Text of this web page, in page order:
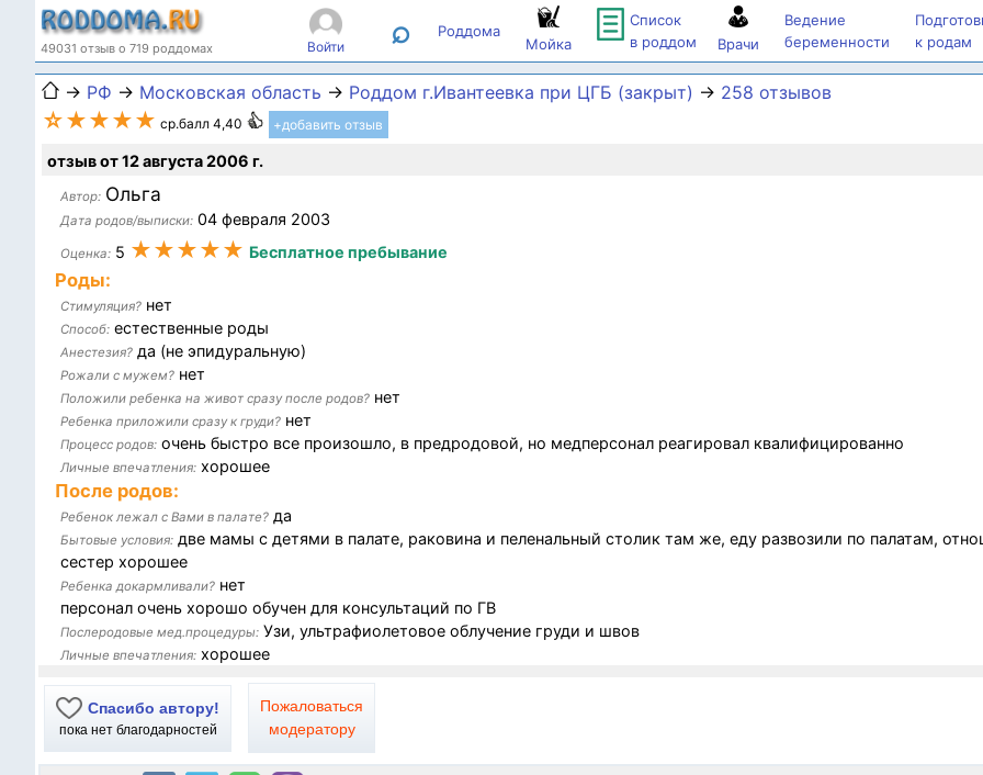
49031 отзыв о 719 роддомах Войти ⌕ Роддома
Мойка
Список
в роддом
Врачи
Ведение
беременности
к родам
→ РФ → Московская область → Роддом г.Ивантеевка при ЦГБ (закрыт) → 258 отзывов
☆★★★★ ср.балл 4,40 +добавить отзыв
отзыв от 12 августа 2006 г.
Автор: Ольга
Дата родов/выписки: 04 февраля 2003
Оценка: 5 ★★★★★ Бесплатное пребывание
Роды:
Стимуляция? нет
Способ: естественные роды
Анестезия? да (не эпидуральную)
Рожали с мужем? нет
Положили ребенка на живот сразу после родов? нет
Ребенка приложили сразу к груди? нет
Процесс родов: очень быстро все произошло, в предродовой, но медперсонал реагировал квалифицированно
Личные впечатления: хорошее
После родов:
Ребенок лежал с Вами в палате? да
Бытовые условия: две мамы с детями в палате, раковина и пеленальный столик там же, еду развозили по палатам,
сестер хорошее
Ребенка докармливали? нет
персонал очень хорошо обучен для консультаций по ГВ
Послеродовые мед.процедуры: Узи, ультрафиолетовое облучение груди и швов
Личные впечатления: хорошее
Спасибо автору!
пока нет благодарностей
Пожаловаться
модератору